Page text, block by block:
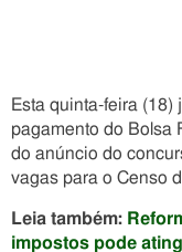
Esta quinta-feira (18)
pagamento do Bolsa
do anúncio do
vagas para o Censo
Leia também:
impostos pode